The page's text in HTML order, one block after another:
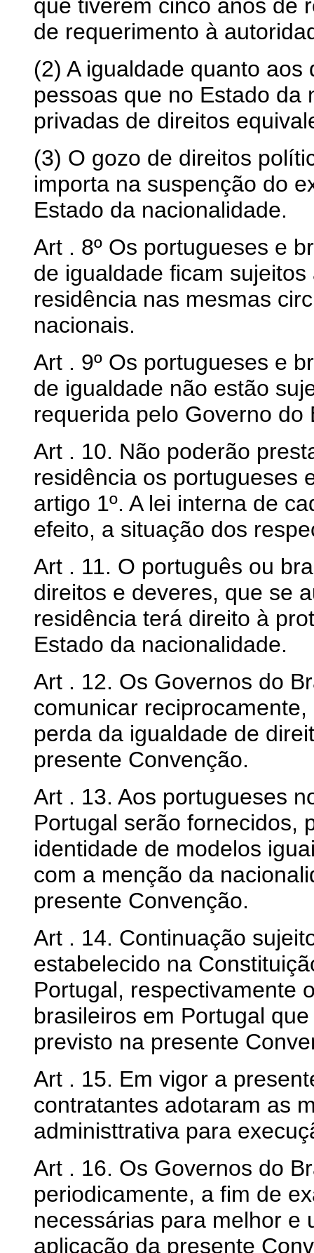
que tiverem cinco anos de
de requerimento à
(2) A igualdade quanto
pessoas que no Estado da
privadas de direitos
(3) O gozo de direitos
importa na suspenção do
Estado da nacionalidade.
Art . 8º Os portugueses e
de igualdade ficam
residência nas mesmas
nacionais.
Art . 9º Os portugueses e
de igualdade não estão
requerida pelo Governo
Art . 10. Não poderão
residência os portugueses
artigo 1º. A lei interna de
efeito, a situação dos
Art . 11. O português ou
direitos e deveres, que se
residência terá direito à
Estado da nacionalidade.
Art . 12. Os Governos do
comunicar
perda da igualdade de
presente Convenção.
Art . 13. Aos portugueses
Portugal serão fornecidos,
identidade de modelos
com a menção da
presente Convenção.
Art . 14. Continuação
estabelecido na
Portugal, respectivamente
brasileiros em Portugal
previsto na presente
Art . 15. Em vigor a
contratantes adotaram as
administtrativa para
Art . 16. Os Governos do
periodicamente, a fim de
necessárias para melhor e
aplicação da presente